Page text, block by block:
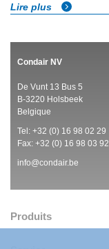
Lire plus
Condair NV
De Vunt 13 Bus 5
B-3220 Holsbeek
Belgique
Tel: +32 (0) 16 98 02 29
Fax: +32 (0) 16 98 03 92
info@condair.be
Produits